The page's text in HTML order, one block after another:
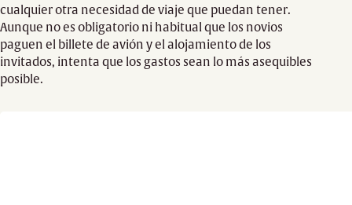
cualquier otra necesidad de viaje que puedan tener.
Aunque no es obligatorio ni habitual que los novios
paguen el billete de avión y el alojamiento de los
invitados, intenta que los gastos sean lo más asequibles
posible.